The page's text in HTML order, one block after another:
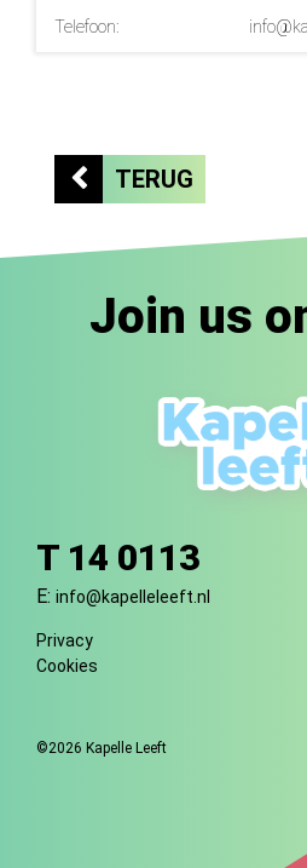
Telefoon:
TERUG
Join us
T 14 0113
E: info@kapelleleeft.nl
Privacy
Cookies
©2026 Kapelle Leeft